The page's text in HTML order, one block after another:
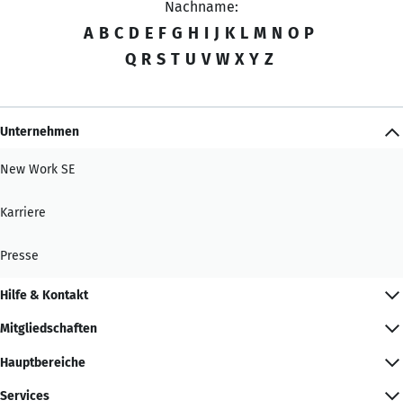
Nachname:
A B C D E F G H I J K L M N O P
Q R S T U V W X Y Z
Unternehmen
New Work SE
Karriere
Presse
Hilfe & Kontakt
Mitgliedschaften
Hauptbereiche
Services